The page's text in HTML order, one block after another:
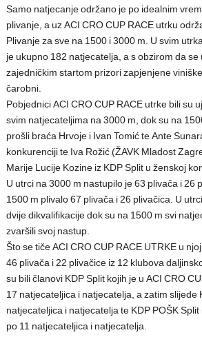
Samo natjecanje održano je po idealnim
plivanje, a uz ACI CRO CUP RACE utrku
Plivanje za sve na 1500 i 3000 m. U svim
je ukupno 182 natjecatelja, a s obzirom da se
zajedničkim startom prizori zapjenjene
čarobni.
Pobjednici ACI CRO CUP RACE utrke bili su
svim natjecateljima na 3000 m, dok su na
prošli braća Hrvoje i Ivan Tomić te Ante
konkurenciji te Iva Rožić (ŽAVK Mladost
Marije Lucije Kozine iz KDP Split u ženskoj
U utrci na 3000 m nastupilo je 63 plivača i 26
1500 m plivalo 67 plivača i 26 plivačica. U
dvije dikvalifikacije dok su na 1500 m svi
zvaršili svoj nastup.
Što se tiče ACI CRO CUP RACE UTRKE u
46 plivača i 22 plivačice iz 12 klubova
su bili članovi KDP Split kojih je u ACI CRO
17 natjecateljica i natjecatelja, a zatim slijede
natjecateljica i natjecatelja te KDP POŠK
po 11 natjecateljica i natjecatelja.